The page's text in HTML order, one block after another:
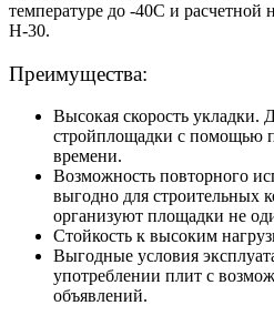
температуре до -40С и расчетной
Н-30.
Преимущества:
Высокая скорость укладки.
стройплощадки с помощью
времени.
Возможность повторного
выгодно для строительных
организуют площадки не
Стойкость к высоким
Выгодные условия
употреблении плит с
объявлений.